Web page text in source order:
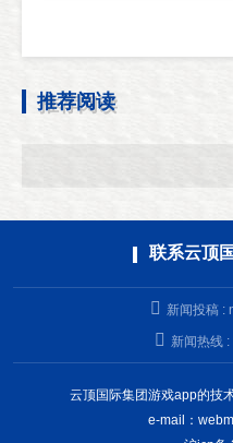
推荐阅读
联系云顶
新闻投稿 :
新闻热线
云顶国际集团游戏app的技
e-mail：